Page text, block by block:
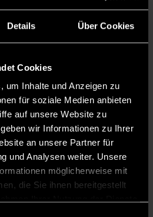
Details Über Cookies
Cookies
um Inhalte und Anzeigen zu
für soziale Medien anbieten
auf unsere Website zu
wir Informationen zu Ihrer
an unsere Partner für
und Analysen weiter. Unsere
möglicherweise mit
die Sie ihnen bereitgestellt
es zur Gründung der SPD